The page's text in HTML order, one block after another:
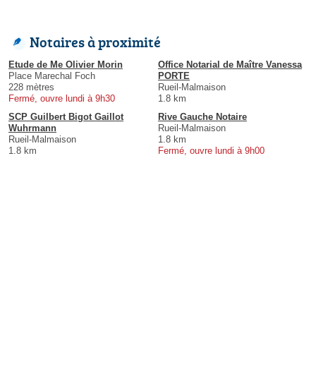
Notaires à proximité
Etude de Me Olivier Morin
Place Marechal Foch
228 mètres
Fermé, ouvre lundi à 9h30
Office Notarial de Maître Vanessa
PORTE
Rueil-Malmaison
1.8 km
SCP Guilbert Bigot Gaillot
Wuhrmann
Rueil-Malmaison
1.8 km
Rive Gauche Notaire
Rueil-Malmaison
1.8 km
Fermé, ouvre lundi à 9h00